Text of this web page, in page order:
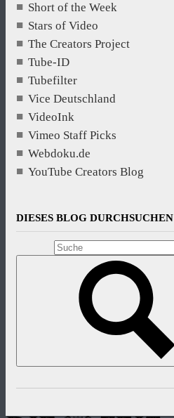
Short of the Week
Stars of Video
The Creators Project
Tube-ID
Tubefilter
Vice Deutschland
VideoInk
Vimeo Staff Picks
Webdoku.de
YouTube Creators Blog
DIESES BLOG DURCHSUCHEN